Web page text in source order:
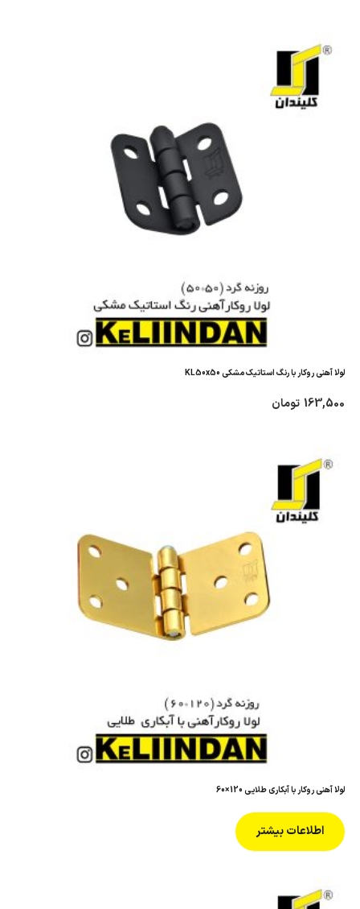
لولا آهنی روکار با رنگ استاتیک مشکی KL50x50
163,500 تومان
لولا آهنی روکار با آبکاری طلایی 120×60
اطلاعات بیشتر